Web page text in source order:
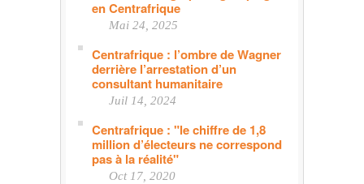
en Centrafrique
Mai 24, 2025
Centrafrique : l’ombre de Wagner
derrière l’arrestation d’un
consultant humanitaire
Juil 14, 2024
Centrafrique : "le chiffre de 1,8
million d’électeurs ne correspond
pas à la réalité"
Oct 17, 2020